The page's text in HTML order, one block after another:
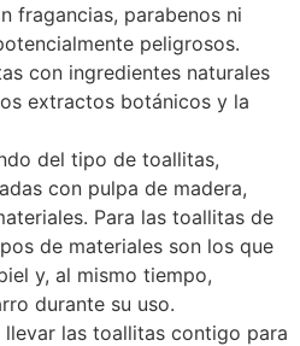
fragancias, parabenos ni
peligrosos.
con ingredientes naturales
extractos botánicos y la
del tipo de toallitas,
con pulpa de madera,
Para las toallitas de
de materiales son los que
y, al mismo tiempo,
durante su uso.
llevar las toallitas contigo para